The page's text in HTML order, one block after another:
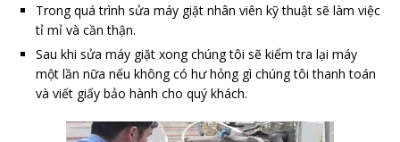
Trong quá trình sửa máy giặt nhân viên kỹ thuật sẽ làm việc
tỉ mỉ và cần thận.
Sau khi sửa máy giặt xong chúng tôi sẽ kiểm tra lại máy
một lần nữa nếu không có hư hỏng gì chúng tôi thanh toán
và viết giấy bảo hành cho quý khách.